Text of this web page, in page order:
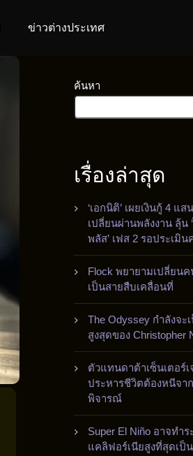
ข่าวต่างประเทศ
ค้นหา
เรื่องล่าสุด
‘เอกนิติ’ เผยเงินกู้ 4 แ
เปลี่ยนผ่านพลังงาน ลุ้น
พลัส’ เฟส 2 รอประเมิ
Flock พยายามเปลี่ยน
เป็นสายสืบเคลื่อนที่
The Odyssey กำลังจะ
สูงสุดของ Christopher
ตัวแทนดาต้าเซ็นเตอร์เ
ประหารชีวิตต้องหนีจา
พิจารณ์
Super El Niño อาจทำ
แคลิฟอร์เนียสูงที่สุดเป็